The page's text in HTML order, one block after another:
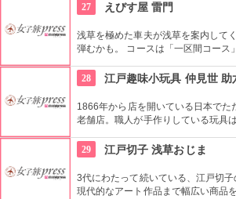
27 えびす屋 雷門
浅草を極めた車夫が浅草を案内して
弾むかも。 コースは「一区間コース
好評だとか。
28 江戸趣味小玩具 仲見世 助
1866年から店を開いている日本でた
老舗店。職人が手作りしている玩具
29
江戸切子 浅草おじま
3代にわたって続いている、江戸切
現代的なアート作品まで幅広い商品